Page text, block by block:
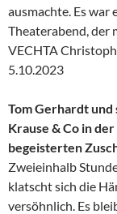
ausmachte. Es
Theaterabend, der
VECHTA
5.10.2023
Tom Gerhardt und
Krause & Co in
begeisterten
Zweieinhalb
klatscht sich die
versöhnlich. Es